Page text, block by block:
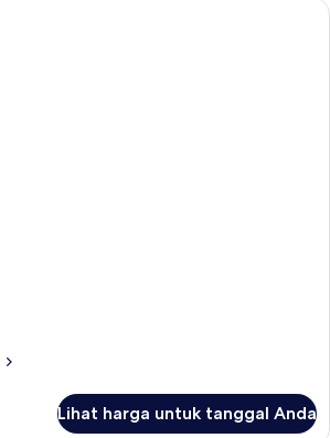
Lihat harga untuk tanggal Anda